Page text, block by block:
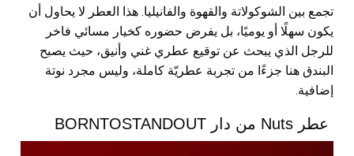
تجمع بين الشوكولاتة والقهوة والفانيليا. هذا العطر لا يحاول أن
يكون سهلًا أو يوميًا، بل يفرض حضوره كخيار مسائي فاخر
للرجل الذي يبحث عن توقيع عطري غني وأنيق، حيث يصبح
البندق هنا جزءًا من تجربة عطريّة كاملة، وليس مجرد نوتة
إضافية.
عطر Nuts من دار BORNTOSTANDOUT